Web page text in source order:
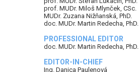
prof. MUDr. Miloš Mlynček, CSc.
MUDr. Zuzana Nižňanská, PhD.
doc. MUDr. Martin Redecha, PhD.
PROFESSIONAL EDITOR
doc. MUDr. Martin Redecha, PhD.
EDITOR-IN-CHIEF
Ing. Danica Paulenová